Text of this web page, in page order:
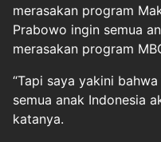
merasakan program
Prabowo ingin semua
merasakan program
“Tapi saya yakini
semua anak Indonesia
katanya.